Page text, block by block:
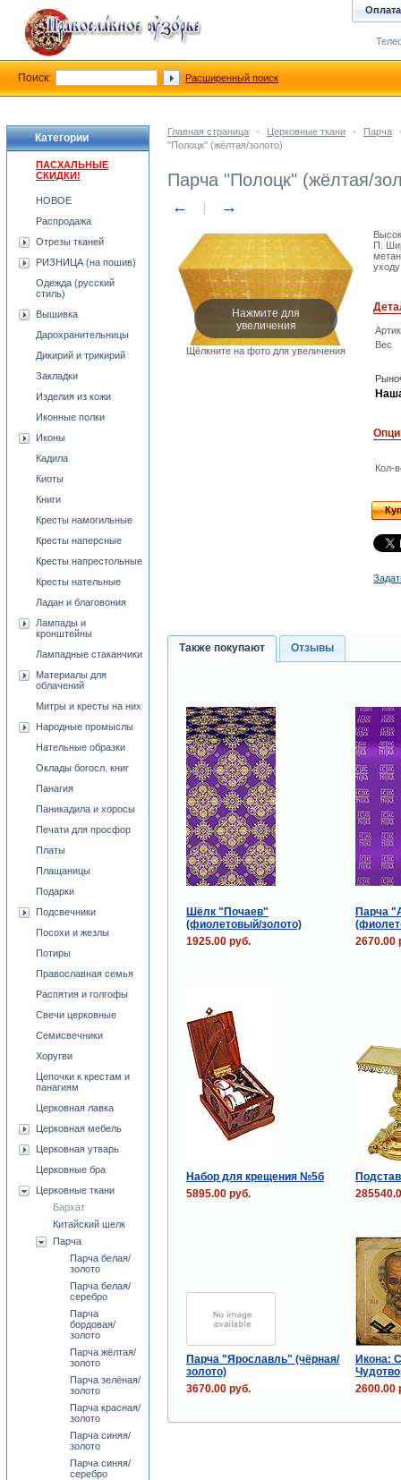
Главная страница - Церковные ткани - Парча
"Полоцк" (жёлтая/золото)
Парча "Полоцк" (жёлтая/
← →
Нажмите для
увеличения
Щёлкните на фото для увеличения
П.
Вес
Кол-
Также покупают Отзывы
Шёлк "Почаев"
(фиолетовый/золото)
Парча
1925.00 руб.
2670.00
Набор для крещения №5б
5895.00 руб.
Парча "Ярославль" (чёрная/
золото)
Икона:
3670.00 руб.
2600.00
Категории
ПАСХАЛЬНЫЕ
СКИДКИ!
НОВОЕ
Распродажа
Отрезы тканей
РИЗНИЦА (на пошив)
Одежда (русский
стиль)
Вышивка
Дарохранительницы
Дикирий и трикирий
Закладки
Изделия из кожи
Иконные полки
Иконы
Кадила
Киоты
Книги
Кресты намогильные
Кресты наперсные
Кресты напрестольные
Кресты нательные
Ладан и благовония
Лампады и
кронштейны
Лампадные стаканчики
Материалы для
облачений
Митры и кресты на них
Народные промыслы
Нательные образки
Оклады богосл. книг
Панагия
Паникадила и хоросы
Печати для просфор
Платы
Плащаницы
Подарки
Подсвечники
Посохи и жезлы
Потиры
Православная семья
Распятия и голгофы
Свечи церковные
Семисвечники
Хоругви
Цепочки к крестам и
панагиям
Церковная лавка
Церковная мебель
Церковная утварь
Церковные бра
Церковные ткани
Бархат
Китайский шелк
Парча
Парча белая/
золото
Парча белая/
серебро
Парча
бордовая/
золото
Парча жёлтая/
золото
Парча зелёная/
золото
Парча красная/
золото
Парча синяя/
золото
Парча синяя/
серебро
Оплата
Поиск: Расширенный поиск